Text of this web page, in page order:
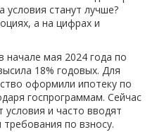
условия станут лучше?
а на цифрах и
начале мая 2024 года по
18% годовых. Для
оформили ипотеку по
госпрограммам. Сейчас
и часто вводят
по взносу.